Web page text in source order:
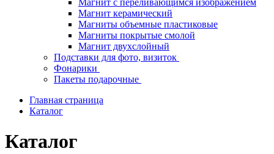
Магнит с переливающимся изображением
Магнит керамический
Магниты объемные пластиковые
Магниты покрытые смолой
Магнит двухслойный
Подставки для фото, визиток
Фонарики
Пакеты подарочные
Главная страница
Каталог
Каталог